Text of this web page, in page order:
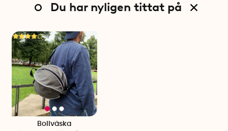
Du har nyligen tittat på
Bollväska